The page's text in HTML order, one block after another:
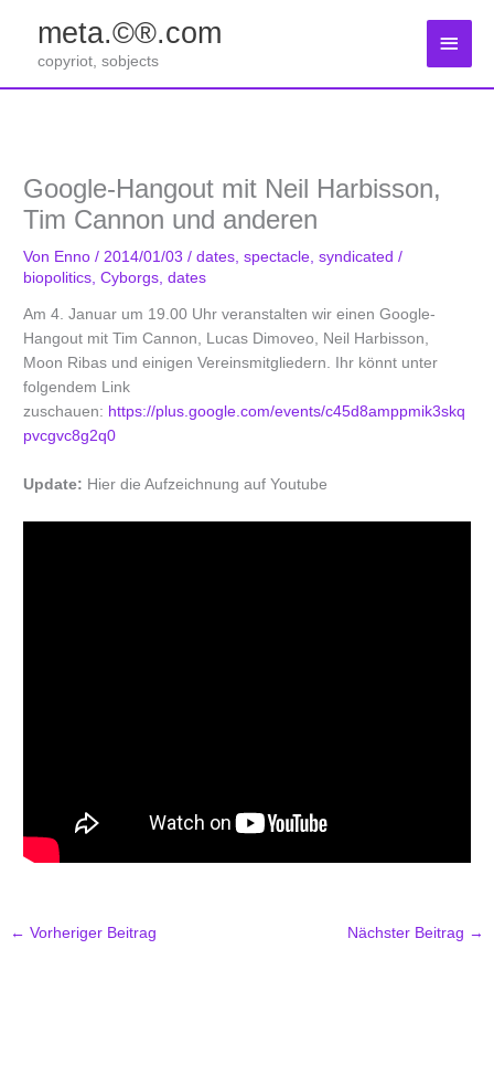
springen
meta.©®.com
copyriot, sobjects
Google-Hangout mit Neil Harbisson,
Tim Cannon und anderen
Von Enno/ 2014/01/03/dates ,spectacle ,syndicated /
biopolitics ,Cyborgs ,dates
Am 4. Januar um 19.00 Uhr veranstalten wir einen Google-
Hangout mit Tim Cannon, Lucas Dimoveo, Neil Harbisson,
Moon Ribas und einigen Vereinsmitgliedern. Ihr könnt unter
folgendem Link
zuschauen: https://plus.google.com/events/c45d8amppmik3skq
pvcgvc8g2q0
Update: Hier die Aufzeichnung auf Youtube
← Vorheriger Beitrag Nächster Beitrag →